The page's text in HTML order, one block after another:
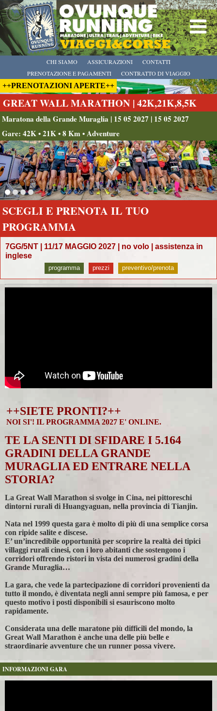
CHI SIAMO
PRENOTAZIONE E PAGAMENTI
CONTRATTO DI VIAGGIO
ASSICURAZIONI CONTATTI
++PRENOTAZIONI APERTE++
GREAT WALL MARATHON | 42K,21K,8,5K
Maratona della Grande Muraglia | 15 05 2027 | 15 05 2027
Gare: 42K • 21K • 8 Km • Adventure
SCEGLI E PRENOTA IL TUO
PROGRAMMA
7GG/5NT | 11/17 MAGGIO 2027 | no volo | assistenza in
inglese
programma prezzi preventivo/prenota
++SIETE PRONTI?++
NOI SI'! IL PROGRAMMA 2027 E' ONLINE.
TE LA SENTI DI SFIDARE I 5.164
GRADINI DELLA GRANDE
MURAGLIA ED ENTRARE NELLA
STORIA?
La Great Wall Marathon si svolge in Cina, nei pittoreschi
dintorni rurali di Huangyaguan, nella provincia di Tianjin.
Nata nel 1999 questa gara è molto di più di una semplice corsa
con ripide salite e discese.
E’ un’incredibile opportunità per scoprire la realtà dei tipici
villaggi rurali cinesi, con i loro abitanti che sostengono i
corridori offrendo ristori in vista dei numerosi gradini della
Grande Muraglia…
La gara, che vede la partecipazione di corridori provenienti da
tutto il mondo, è diventata negli anni sempre più famosa, e per
questo motivo i posti disponibili si esauriscono molto
rapidamente.
Considerata una delle maratone più difficili del mondo, la
Great Wall Marathon è anche una delle più belle e
straordinarie avventure che un runner possa vivere.
INFORMAZIONI GARA